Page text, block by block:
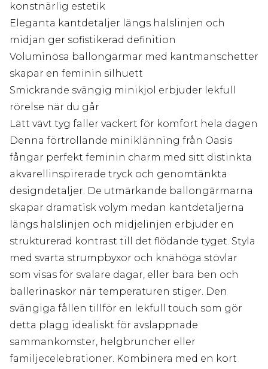
konstnärlig estetik
Eleganta kantdetaljer längs halslinjen och
midjan ger sofistikerad definition
Voluminösa ballongärmar med kantmanschetter
skapar en feminin silhuett
Smickrande svängig minikjol erbjuder lekfull
rörelse när du går
Lätt vävt tyg faller vackert för komfort hela dagen
Denna förtrollande miniklänning från Oasis
fångar perfekt feminin charm med sitt distinkta
akvarellinspirerade tryck och genomtänkta
designdetaljer. De utmärkande ballongärmarna
skapar dramatisk volym medan kantdetaljerna
längs halslinjen och midjelinjen erbjuder en
strukturerad kontrast till det flödande tyget. Styla
med svarta strumpbyxor och knähöga stövlar
som visas för svalare dagar, eller bara ben och
ballerinaskor när temperaturen stiger. Den
svängiga fållen tillför en lekfull touch som gör
detta plagg idealiskt för avslappnade
sammankomster, helgbruncher eller
familjecelebrationer. Kombinera med en kort